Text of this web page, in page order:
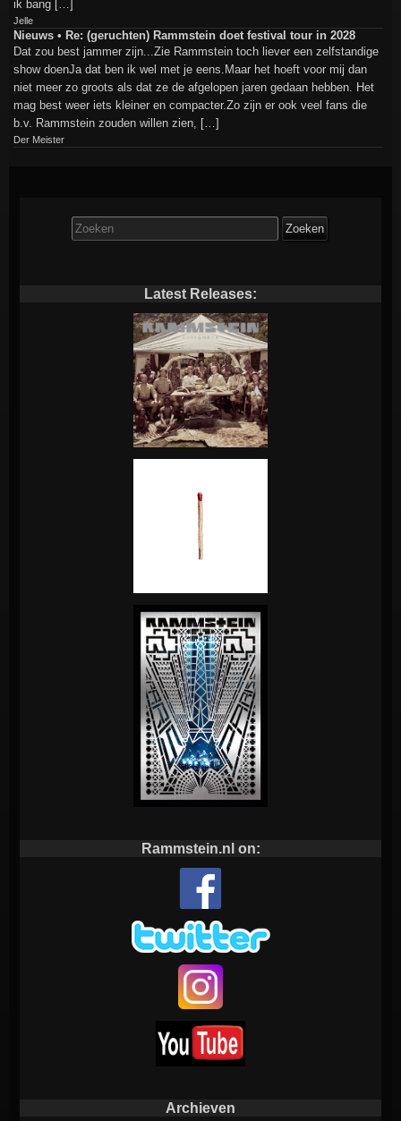
ik bang […]
Jelle
Nieuws • Re: (geruchten) Rammstein doet festival tour in 2028
Dat zou best jammer zijn...Zie Rammstein toch liever een zelfstandige
show doenJa dat ben ik wel met je eens.Maar het hoeft voor mij dan
niet meer zo groots als dat ze de afgelopen jaren gedaan hebben. Het
mag best weer iets kleiner en compacter.Zo zijn er ook veel fans die
b.v. Rammstein zouden willen zien, […]
Der Meister
Zoek
naar:
Latest Releases:
Rammstein.nl on:
Archieven